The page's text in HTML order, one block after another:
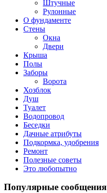
Штучные
Рулонные
О фундаменте
Стены
Окна
Двери
Крыша
Полы
Заборы
Ворота
Хозблок
Душ
Туалет
Водопровод
Беседки
Дачные атрибуты
Подкормка, удобрения
Ремонт
Полезные советы
Это любопытно
Популярные сообщения